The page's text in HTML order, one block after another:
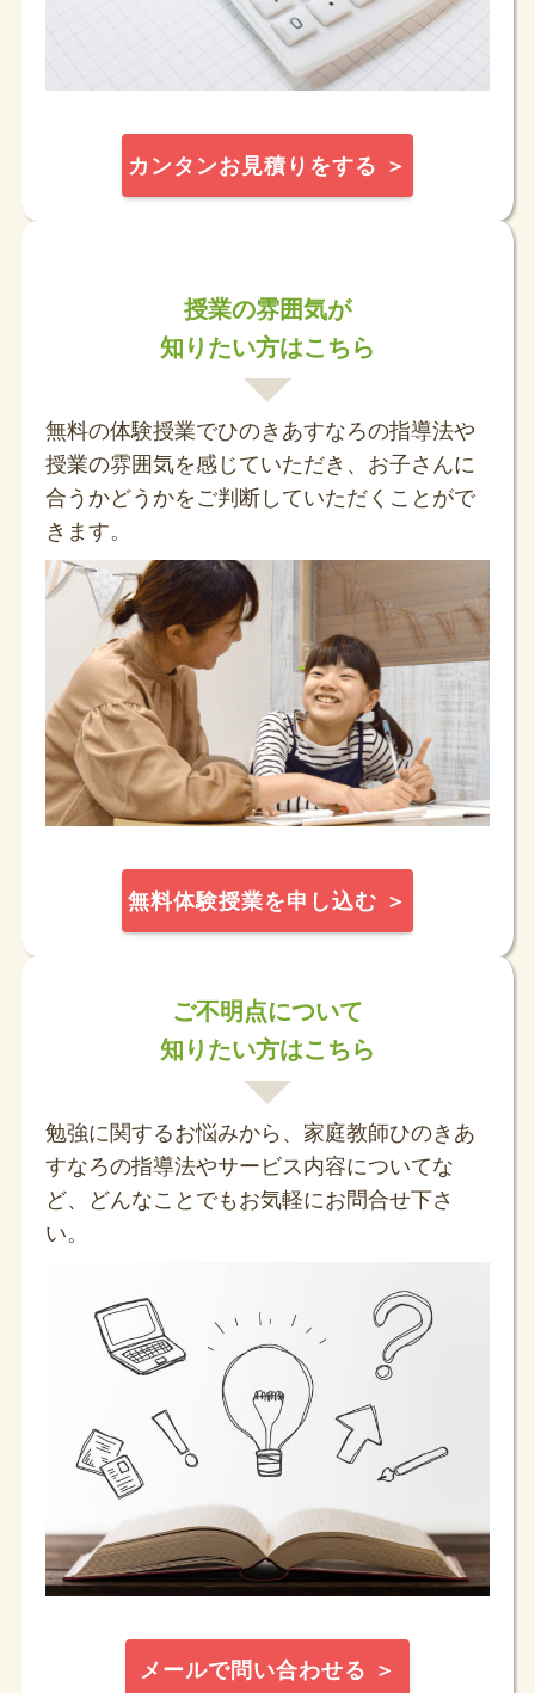
カンタンお見積りをする ＞
授業の雰囲気が
知りたい方はこちら
無料の体験授業でひのきあすなろの指導法や
授業の雰囲気を感じていただき、お子さんに
合うかどうかをご判断していただくことがで
きます。
無料体験授業を申し込む ＞
ご不明点について
知りたい方はこちら
勉強に関するお悩みから、家庭教師ひのきあ
すなろの指導法やサービス内容についてな
ど、どんなことでもお気軽にお問合せ下さ
い。
メールで問い合わせる ＞